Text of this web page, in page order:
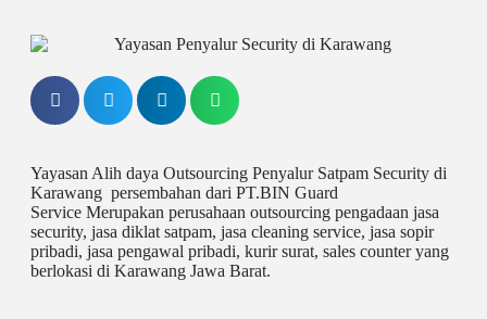
Yayasan Alih daya Outsourcing Penyalur Satpam Security di
Karawang persembahan dari PT.BIN Guard
Service Merupakan perusahaan outsourcing pengadaan jasa
security, jasa diklat satpam, jasa cleaning service, jasa sopir
pribadi, jasa pengawal pribadi, kurir surat, sales counter yang
berlokasi di Karawang Jawa Barat.